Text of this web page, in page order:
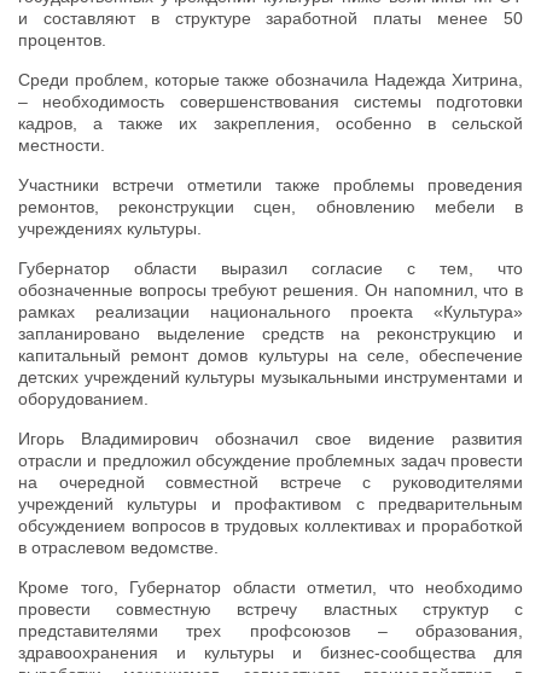
и составляют в структуре заработной платы менее 50
процентов.
Среди проблем, которые также обозначила Надежда Хитрина,
– необходимость совершенствования системы подготовки
кадров, а также их закрепления, особенно в сельской
местности.
Участники встречи отметили также проблемы проведения
ремонтов, реконструкции сцен, обновлению мебели в
учреждениях культуры.
Губернатор области выразил согласие с тем, что
обозначенные вопросы требуют решения. Он напомнил, что в
рамках реализации национального проекта «Культура»
запланировано выделение средств на реконструкцию и
капитальный ремонт домов культуры на селе, обеспечение
детских учреждений культуры музыкальными инструментами и
оборудованием.
Игорь Владимирович обозначил свое видение развития
отрасли и предложил обсуждение проблемных задач провести
на очередной совместной встрече с руководителями
учреждений культуры и профактивом с предварительным
обсуждением вопросов в трудовых коллективах и проработкой
в отраслевом ведомстве.
Кроме того, Губернатор области отметил, что необходимо
провести совместную встречу властных структур с
представителями трех профсоюзов – образования,
здравоохранения и культуры и бизнес-сообщества для